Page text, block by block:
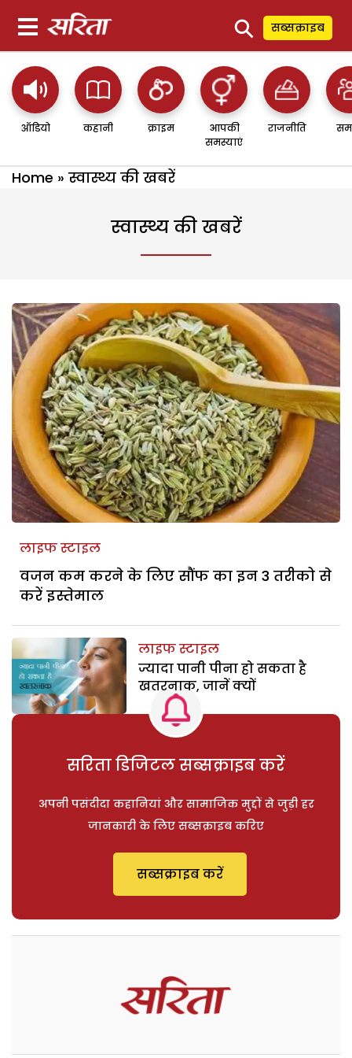
⚲ सब्सक्राइब
ऑडियो कहानी क्राइम
आपकी
समस्याएं
राजनीति
Home » स्वास्थ्य की खबरें
स्वास्थ्य की खबरें
लाइफ स्टाइल
वजन कम करने के लिए सौंफ का इन 3 तरीको से
करें इस्तेमाल
लाइफ स्टाइल
ज्यादा पानी पीना हो सकता है
खतरनाक, जानें क्यों
सरिता डिजिटल सब्सक्राइब करें
अपनी पसंदीदा कहानियां और सामाजिक मुद्दों से जुड़ी हर
जानकारी के लिए सब्सक्राइब करिए
सब्सक्राइब करें